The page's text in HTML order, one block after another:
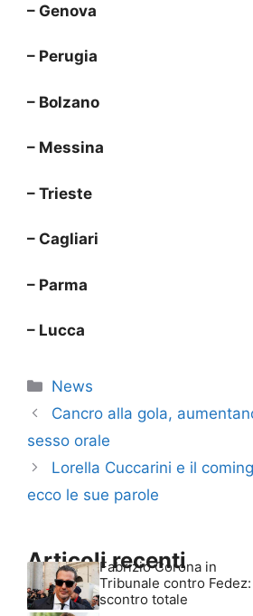
– Genova
– Perugia
– Bolzano
– Messina
– Trieste
– Cagliari
– Parma
– Lucca
Categorie
News
Cancro alla gola,
sesso orale
Lorella Cuccarini e il
ecco le sue parole
Articoli recenti
Fabrizio Corona in
Tribunale contro Fedez:
scontro totale